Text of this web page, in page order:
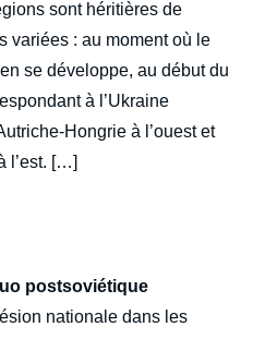
sont héritières de
variées : au moment où le
se développe, au début du
à l’Ukraine
Hongrie à l’ouest et
l’est. […]
postsoviétique
nationale dans les